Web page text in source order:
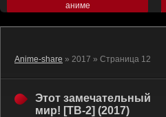
аниме
Anime-share » 2017 » Страница 12
Этот замечательный
мир! [ТВ-2] (2017)